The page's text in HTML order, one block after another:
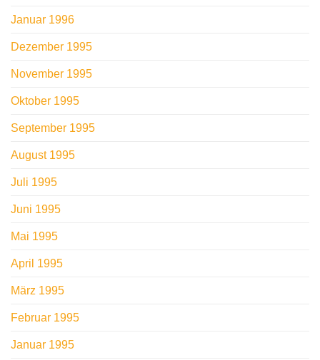
Januar 1996
Dezember 1995
November 1995
Oktober 1995
September 1995
August 1995
Juli 1995
Juni 1995
Mai 1995
April 1995
März 1995
Februar 1995
Januar 1995